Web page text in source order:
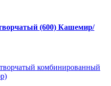
(600) Кашемир/